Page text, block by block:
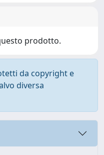
prodotto.
da copyright e
diversa